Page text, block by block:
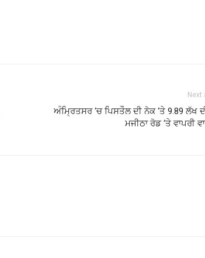
Next
ਅੰਮ੍ਰਿਤਸਰ ‘ਚ ਪਿਸਤੌਲ ਦੀ ਨੋਕ ‘ਤੇ 9.89 ਲੱਖ
ਮਜੀਠਾ ਰੋਡ ‘ਤੇ ਵਾਪਰੀ